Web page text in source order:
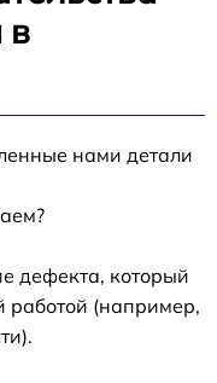
в
нами детали
дефекта, который
работой (например,